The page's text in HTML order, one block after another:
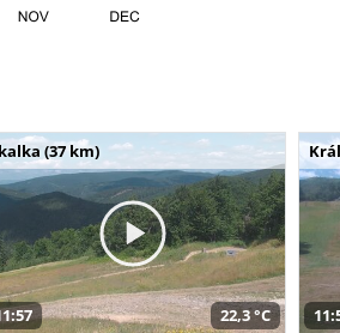
(37 km)
22,3 °C